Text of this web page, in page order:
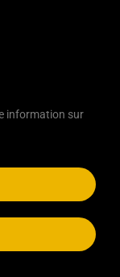
information sur